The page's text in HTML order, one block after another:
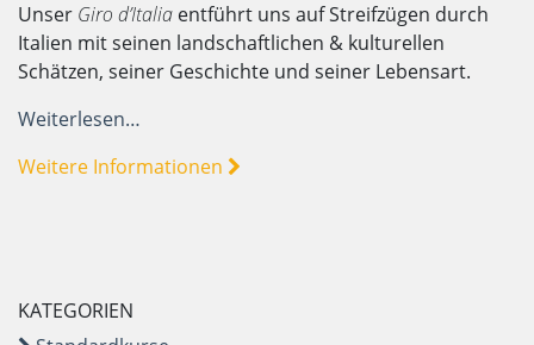
KATEGORIEN
Unser Giro d’Italia entführt uns auf Streifzügen durch
Italien mit seinen landschaftlichen & kulturellen
Schätzen, seiner Geschichte und seiner Lebensart.
Weiterlesen…
Weitere Informationen